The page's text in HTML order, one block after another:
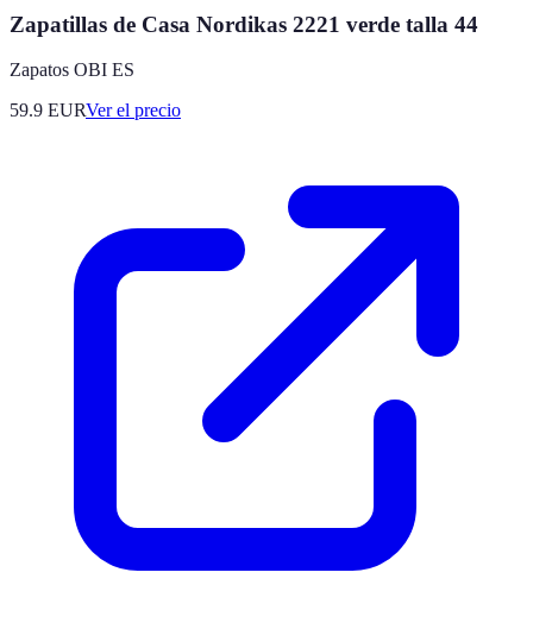
Zapatillas de Casa Nordikas 2221 verde talla 44
Zapatos OBI ES
59.9 EURVer el precio